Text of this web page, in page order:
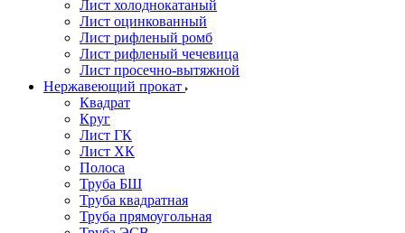
Лист холоднокатаный
Лист оцинкованный
Лист рифленый ромб
Лист рифленый чечевица
Лист просечно-вытяжной
Нержавеющий прокат
Квадрат
Круг
Лист ГК
Лист ХК
Полоса
Труба БШ
Труба квадратная
Труба прямоугольная